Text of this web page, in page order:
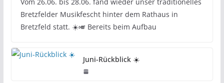
Bretzfelder Musikfescht hinter dem Rathaus in
Bretzfeld statt. ☀️🎺 Bereits beim Aufbau
Juni-Rückblick ☀️